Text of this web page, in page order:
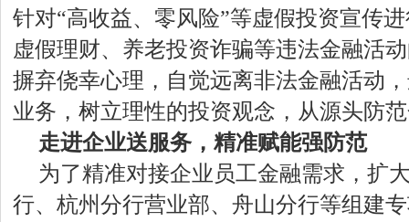
针对“高收益、零风险”等虚假投资宣传
虚假理财、养老投资诈骗等违法金融活
摒弃侥幸心理，自觉远离非法金融活动
业务，树立理性的投资观念，从源头防
走进企业送服务，精准赋能强防范
为了精准对接企业员工金融需求，扩
行、杭州分行营业部、舟山分行等组建